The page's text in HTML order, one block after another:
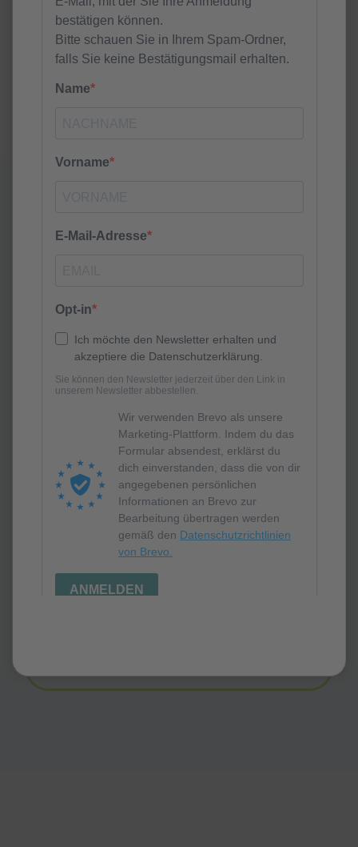
besten Ideen aus der Zusammenarbeit und dem
Dialog entstehen.
Seien Sie Teil unserer lebendigen Gemeinschaft und
erleben Sie, wie wir gemeinsam an einer
Mitglieder und werden Sie Teil des Technologieparks!